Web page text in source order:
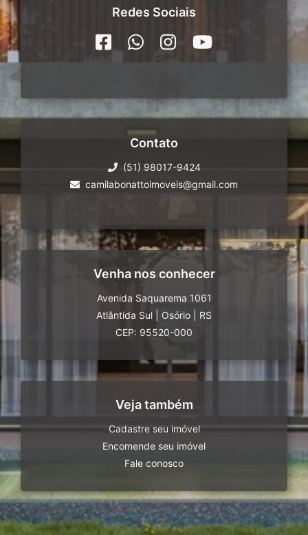
Redes Sociais
Contato
(51) 98017-9424
camilabonattoimoveis@gmail.com
Venha nos conhecer
Avenida Saquarema 1061
Atlântida Sul
Osório
RS
CEP: 95520-000
Veja também
Cadastre seu imóvel
Encomende seu imóvel
Fale conosco